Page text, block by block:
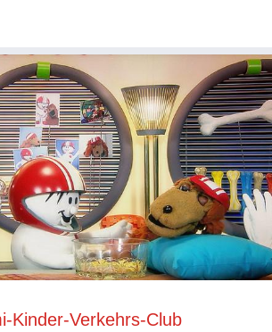
Kinder-Verkehrs-Club